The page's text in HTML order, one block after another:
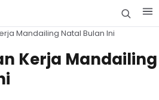
Mandailing Natal Bulan Ini
Kerja Mandailing